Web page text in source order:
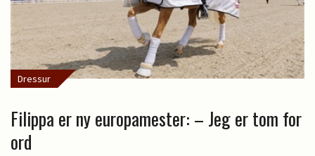
Dressur
Filippa er ny europamester: – Jeg er tom for
ord